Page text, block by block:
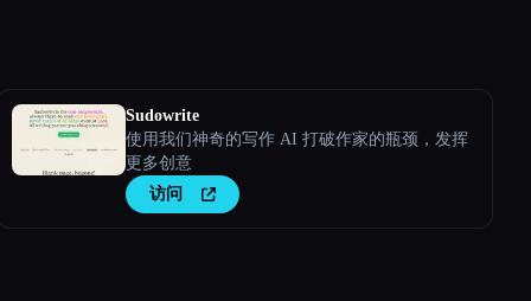
Sudowrite
使用我们神奇的写作 AI 打破作家的瓶颈，发挥
更多创意
访问